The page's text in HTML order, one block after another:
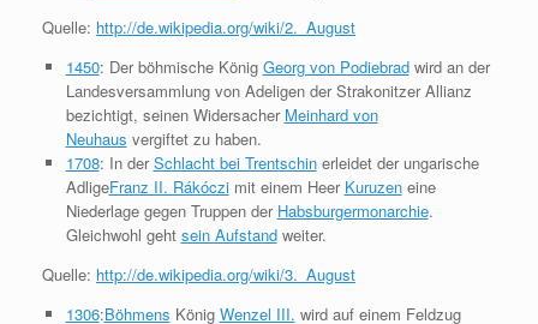
Quelle: http://de.wikipedia.org/wiki/2._August
1450: Der böhmische König Georg von Podiebradwird an der
Landesversammlung von Adeligen der Strakonitzer Allianz
bezichtigt, seinen Widersacher Meinhard von
Neuhaus vergiftet zu haben.
1708: In derSchlacht bei Trentschinerleidet der ungarische
AdligeFranz II. Rákóczimit einem Heer Kuruzeneine
Niederlage gegen Truppen der Habsburgermonarchie.
Gleichwohl geht sein Aufstandweiter.
Quelle: http://de.wikipedia.org/wiki/3._August
1306:Böhmens König Wenzel III. wird auf einem Feldzug